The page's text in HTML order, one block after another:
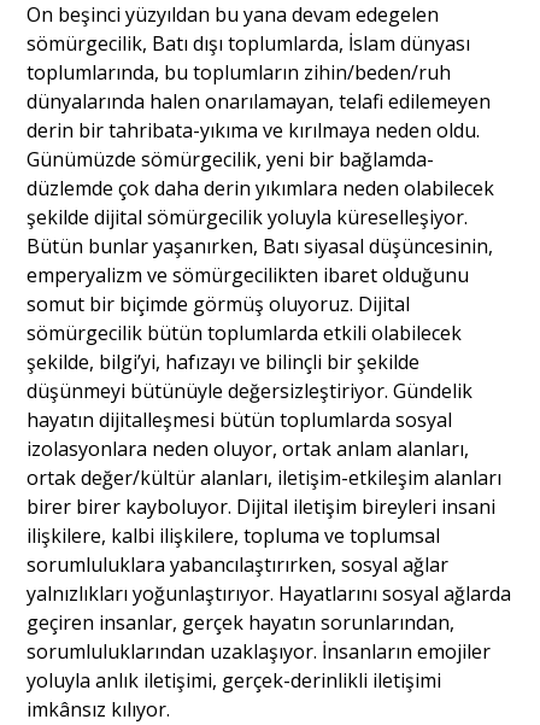
Yorum - Analiz
Söyleşi
Yazı Dizisi
Portre
Yazarlar
Eğitim
Dosya Haber
Ankara Analiz
Sağlık
On beşinci yüzyıldan bu yana devam edegelen
sömürgecilik, Batı dışı toplumlarda, İslam dünyası
toplumlarında, bu toplumların zihin/beden/ruh
dünyalarında halen onarılamayan, telafi edilemeyen
derin bir tahribata-yıkıma ve kırılmaya neden oldu.
Günümüzde sömürgecilik, yeni bir bağlamda-
düzlemde çok daha derin yıkımlara neden olabilecek
şekilde dijital sömürgecilik yoluyla küreselleşiyor.
Bütün bunlar yaşanırken, Batı siyasal düşüncesinin,
emperyalizm ve sömürgecilikten ibaret olduğunu
somut bir biçimde görmüş oluyoruz. Dijital
sömürgecilik bütün toplumlarda etkili olabilecek
şekilde, bilgi’yi, hafızayı ve bilinçli bir şekilde
düşünmeyi bütünüyle değersizleştiriyor. Gündelik
hayatın dijitalleşmesi bütün toplumlarda sosyal
izolasyonlara neden oluyor, ortak anlam alanları,
ortak değer/kültür alanları, iletişim-etkileşim alanları
birer birer kayboluyor. Dijital iletişim bireyleri insani
ilişkilere, kalbi ilişkilere, topluma ve toplumsal
sorumluluklara yabancılaştırırken, sosyal ağlar
yalnızlıkları yoğunlaştırıyor. Hayatlarını sosyal ağlarda
geçiren insanlar, gerçek hayatın sorunlarından,
sorumluluklarından uzaklaşıyor. İnsanların emojiler
yoluyla anlık iletişimi, gerçek-derinlikli iletişimi
imkânsız kılıyor.